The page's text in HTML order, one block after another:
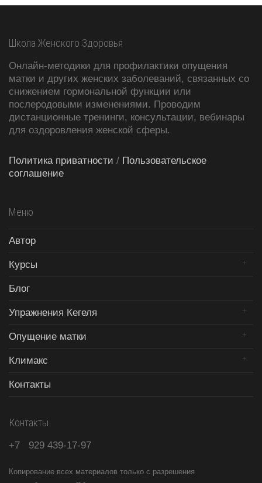
Школа Женского Здоровья
Онлайн-методики для профилактики опущения
матки и других женских заболеваний, связанных со
снижением гормональной функции или
послеродовыми изменениями. Проводим
дистанционные тренинги, консультации, вебинары
для оздоровления женской сферы.
Политика приватности / Пользовательское
соглашение
Меню
Автор
Курсы
Блог
Упражнения Кегеля
Опущение матки
Климакс
Контакты
Контакты
+7 929 439-17-97
Копирование всех материалов только с разрешения